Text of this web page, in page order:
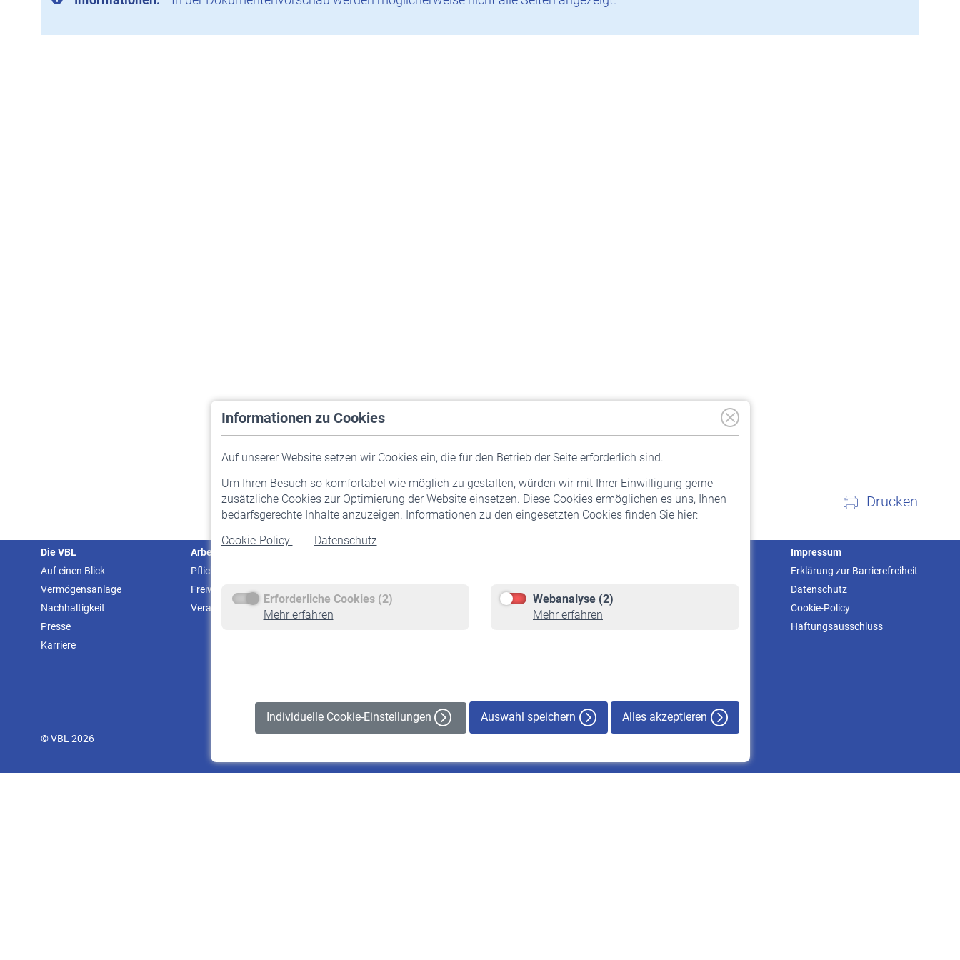
Informationen zu Cookies
Auf unserer Website setzen wir Cookies ein, die für den Betrieb der Seite erforderlich sind.
Um Ihren Besuch so komfortabel wie möglich zu gestalten, würden wir mit Ihrer Einwilligung gerne
zusätzliche Cookies zur Optimierung der Website einsetzen. Diese Cookies ermöglichen es uns, Ihnen
bedarfsgerechte Inhalte anzuzeigen. Informationen zu den eingesetzten Cookies finden Sie hier:
Cookie-Policy
Datenschutz
Erforderliche Cookies (2)
Mehr erfahren
Webanalyse (2)
Mehr erfahren
Individuelle Cookie-Einstellungen Auswahl speichern Alles akzeptieren
Drucken
Die VBL
Auf einen Blick
Vermögensanlage
Nachhaltigkeit
Presse
Karriere
Arbeitgeber
Pflichtversicherung
Freiwillige Versicherung
Veranstaltungen
Staatliche Förderung
Rente beantragen
Rentenauszahlung
Impressum
Erklärung zur Barrierefreiheit
Datenschutz
Cookie-Policy
Haftungsausschluss
© VBL 2026